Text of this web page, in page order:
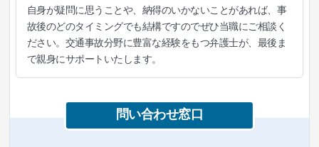
自身が疑問に思うことや、納得のいかないことがあれば、事
故後のどのタイミングでも結構ですのでぜひ当職にご相談く
ださい。交通事故分野に豊富な経験をもつ弁護士が、最後ま
で親身にサポートいたします。
問い合わせ窓口